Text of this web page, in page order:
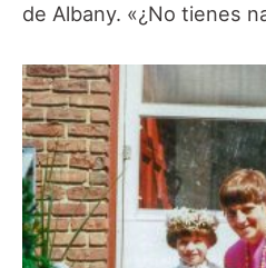
de Albany. «¿No tienes